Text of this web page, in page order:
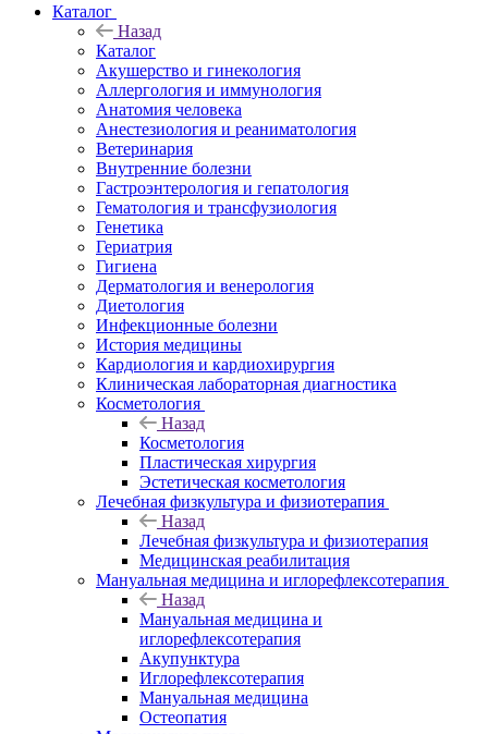
Каталог
Назад
Каталог
Акушерство и гинекология
Аллергология и иммунология
Анатомия человека
Анестезиология и реаниматология
Ветеринария
Внутренние болезни
Гастроэнтерология и гепатология
Гематология и трансфузиология
Генетика
Гериатрия
Гигиена
Дерматология и венерология
Диетология
Инфекционные болезни
История медицины
Кардиология и кардиохирургия
Клиническая лабораторная диагностика
Косметология
Назад
Косметология
Пластическая хирургия
Эстетическая косметология
Лечебная физкультура и физиотерапия
Назад
Лечебная физкультура и физиотерапия
Медицинская реабилитация
Мануальная медицина и иглорефлексотерапия
Назад
Мануальная медицина и
иглорефлексотерапия
Акупунктура
Иглорефлексотерапия
Мануальная медицина
Остеопатия